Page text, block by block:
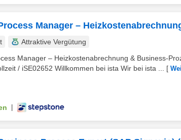
Manager –
Attraktive Vergütung
Manager – Heizkostenabrechnung & Business-
/ iSE02652 Willkommen bei ista Wir bei ista ...
[